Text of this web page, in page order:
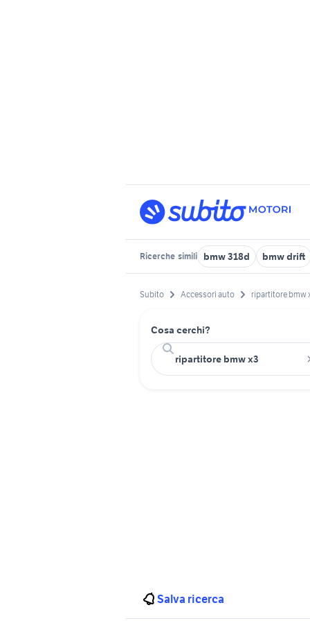
Ricerche simili bmw 318d bmw drift
Subito Accessori auto ripartitore bmw
Cosa cerchi?
Salva ricerca